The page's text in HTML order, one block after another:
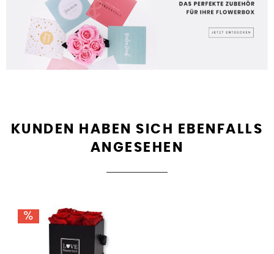
KUNDEN HABEN SICH EBENFALLS
ANGESEHEN